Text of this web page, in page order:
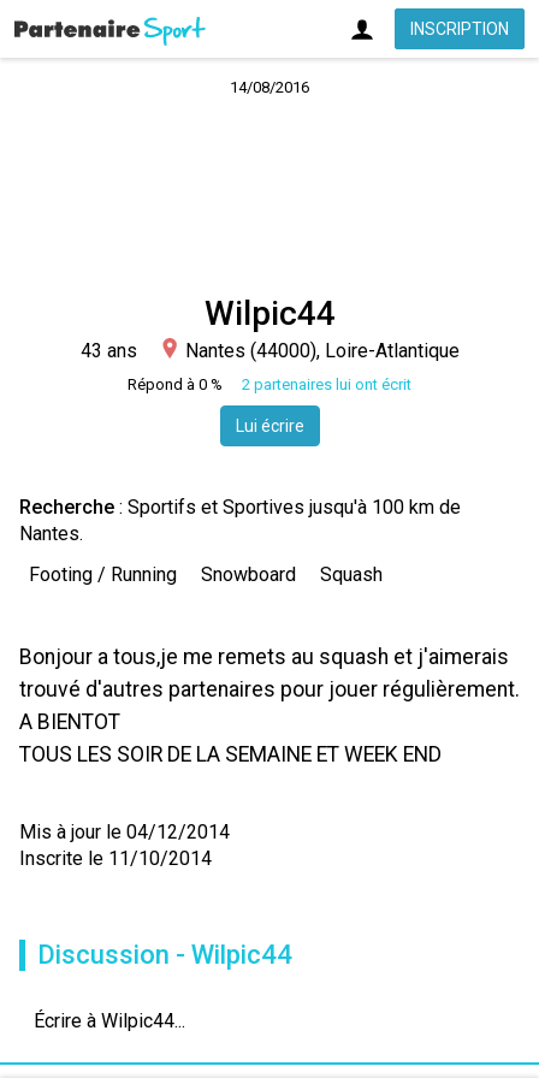
INSCRIPTION
14/08/2016
Wilpic44
43 ans Nantes (44000), Loire-Atlantique
Répond à 0 % 2 partenaires lui ont écrit
Lui écrire
Recherche : Sportifs et Sportives jusqu'à 100 km de
Nantes.
Footing / Running
Snowboard Squash
Bonjour a tous,je me remets au squash et j'aimerais
trouvé d'autres partenaires pour jouer régulièrement.
A BIENTOT
TOUS LES SOIR DE LA SEMAINE ET WEEK END
Mis à jour le 04/12/2014
Inscrite le 11/10/2014
Discussion - Wilpic44
Écrire à Wilpic44...